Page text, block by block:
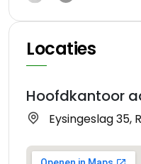
Locaties
Hoofdkantoor
Eysingeslag 35,